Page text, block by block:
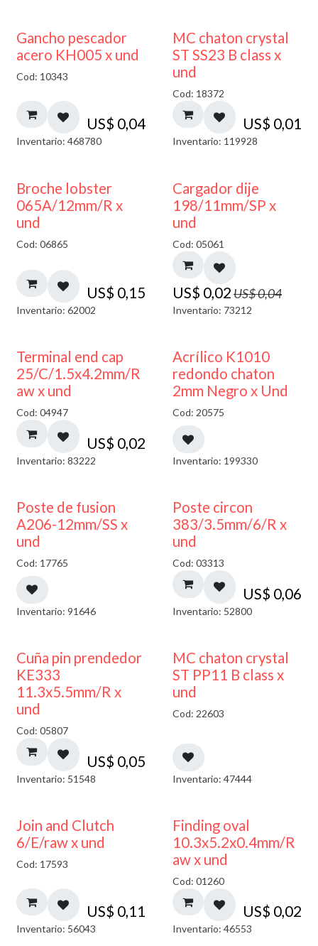
Gancho pescador
acero KH005 x und
Cod: 10343
US$ 0,04
Inventario: 468780
MC chaton crystal
ST SS23 B class x
und
Cod: 18372
US$ 0,01
Inventario: 119928
Broche lobster
065A/12mm/R x
und
Cod: 06865
US$ 0,15
Inventario: 62002
50% DESCUENTO
Cargador dije
198/11mm/SP x
und
Cod: 05061
US$ 0,02US$0,04
Inventario: 73212
Terminal end cap
25/C/1.5x4.2mm/R
aw x und
Cod: 04947
US$ 0,02
Inventario: 83222
50% DESCUENTO
Acrílico K1010
redondo chaton
2mm Negro x Und
Cod: 20575
Inventario: 199330
Poste de fusion
A206-12mm/SS x
und
Cod: 17765
Inventario: 91646
Poste circon
383/3.5mm/6/R x
und
Cod: 03313
US$ 0,06
Inventario: 52800
Cuña pin prendedor
KE333
11.3x5.5mm/R x
und
Cod: 05807
US$ 0,05
Inventario: 51548
MC chaton crystal
ST PP11 B class x
und
Cod: 22603
Inventario: 47444
Join and Clutch
6/E/raw x und
Cod: 17593
US$ 0,11
Inventario: 56043
Finding oval
10.3x5.2x0.4mm/R
aw x und
Cod: 01260
US$ 0,02
Inventario: 46553